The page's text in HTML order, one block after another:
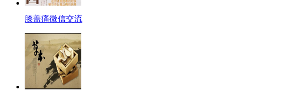
膝盖痛微信交流